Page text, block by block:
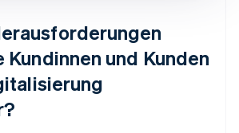
Kundinnen und Kunden